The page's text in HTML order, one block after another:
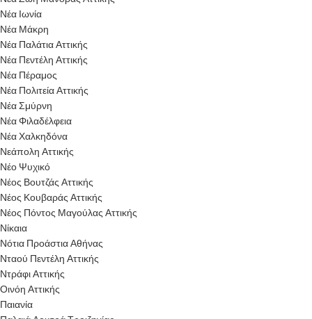
Νέα Ιωνία
Νέα Μάκρη
Νέα Παλάτια Αττικής
Νέα Πεντέλη Αττικής
Νέα Πέραμος
Νέα Πολιτεία Αττικής
Νέα Σμύρνη
Νέα Φιλαδέλφεια
Νέα Χαλκηδόνα
Νεάπολη Αττικής
Νέο Ψυχικό
Νέος Βουτζάς Αττικής
Νέος Κουβαράς Αττικής
Νέος Πόντος Μαγούλας Αττικής
Νίκαια
Νότια Προάστια Αθήνας
Νταού Πεντέλη Αττικής
Ντράφι Αττικής
Οινόη Αττικής
Παιανία